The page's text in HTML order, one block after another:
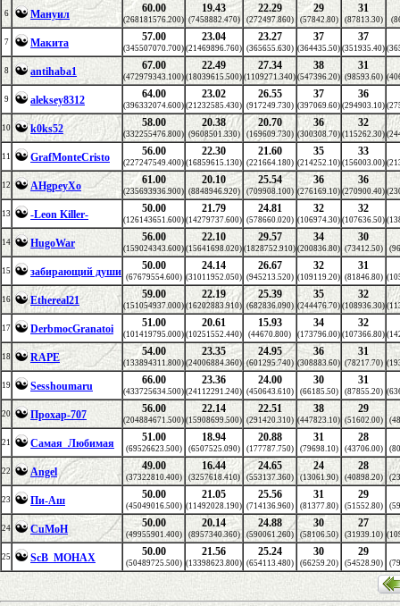
6 Мануил 60.00
(268181576.200)
19.43
(7458882.470)
22.29
(272497.860)
29
(57842.80)
31
(87813.30)
7 Макита 57.00
(345507070.700)
23.04
(21469896.760)
23.27
(365655.630)
37
(364435.50)
37
(351935.40)
8 antihaba1 67.00
(472979343.100)
22.49
(18039615.500)
27.34
(1109271.340)
38
(547396.20)
31
(98593.60)
9 aleksey8312 64.00
(396332074.600)
23.02
(21232585.430)
26.55
(917249.730)
37
(397069.60)
36
(294903.10)
10 k0ks52 58.00
(332255476.800)
20.38
(9608501.330)
20.70
(169609.730)
36
(300308.70)
32
(115262.30)
11 GrafMonteCristo 56.00
(227247549.400)
22.30
(16859615.130)
21.60
(221664.180)
35
(214252.10)
33
(156003.00)
12 AHgpeyXo 61.00
(235693936.900)
20.10
(8848946.920)
25.54
(709908.100)
36
(276169.10)
36
(270900.40)
13 -Leon Killer- 50.00
(126143651.600)
21.79
(14279737.600)
24.81
(578660.020)
32
(106974.30)
32
(107636.50)
14 HugoWar 56.00
(159024343.600)
22.10
(15641698.020)
29.57
(1828752.910)
34
(200836.80)
30
(73412.50)
15 забирающий души 50.00
(67679554.600)
24.14
(31011952.050)
26.67
(945213.520)
32
(109119.20)
31
(81846.80)
16 Ethereal21 59.00
(151054937.000)
22.19
(16202883.910)
25.39
(682836.090)
35
(244476.70)
32
(108936.30)
17 DerbmocGranatoi 51.00
(101419795.000)
20.61
(10251552.440)
15.93
(44670.800)
34
(173796.00)
32
(107366.80)
18 RAPE 54.00
(133894311.800)
23.35
(24006884.360)
24.95
(601295.740)
36
(308883.60)
31
(78217.70)
19 Sesshoumaru 66.00
(433725634.500)
23.36
(24112291.240)
24.00
(450643.610)
30
(66185.50)
31
(87855.20)
20 Прохар-707 56.00
(204884671.500)
22.14
(15908699.500)
22.51
(291420.310)
38
(447823.10)
29
(51602.00)
21 Самая_Любимая 51.00
(69526623.500)
18.94
(6507525.090)
20.88
(177787.750)
31
(79698.10)
28
(43706.00)
22 Angel 49.00
(37322810.400)
16.44
(3257618.410)
24.65
(553137.360)
24
(13061.90)
28
(40898.20)
23 Пи-Аш 50.00
(45049016.500)
21.05
(11492028.190)
25.56
(714136.960)
31
(81377.80)
29
(51552.80)
24 CuMoH 50.00
(49955901.400)
20.14
(8957340.360)
24.88
(590061.260)
30
(58106.50)
27
(31939.10)
25 ScB_MOHAX 50.00
(50489725.500)
21.56
(13398623.800)
25.24
(654113.480)
30
(66259.20)
29
(54528.90)